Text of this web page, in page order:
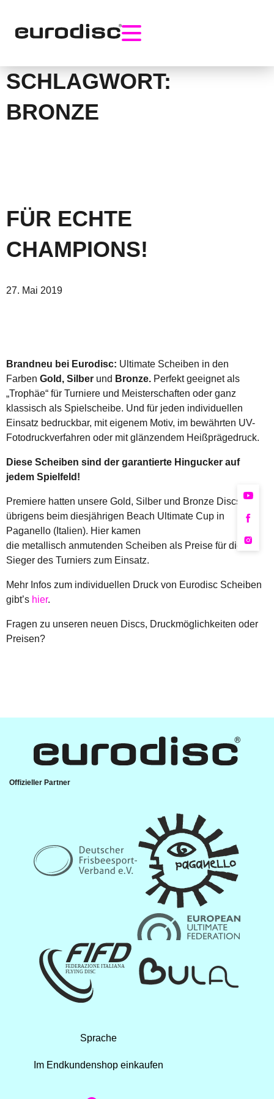
content
SCHLAGWORT:
BRONZE
FÜR ECHTE
CHAMPIONS!
27. Mai 2019
Brandneu bei Eurodisc: Ultimate Scheiben in den
Farben Gold, Silber und Bronze. Perfekt geeignet als
„Trophäe“ für Turniere und Meisterschaften oder ganz
klassisch als Spielscheibe. Und für jeden individuellen
Einsatz bedruckbar, mit eigenem Motiv, im bewährten UV-
Fotodruckverfahren oder mit glänzendem Heißprägedruck.
Diese Scheiben sind der garantierte Hingucker auf
jedem Spielfeld!
Premiere hatten unsere Gold, Silber und Bronze Discs
übrigens beim diesjährigen Beach Ultimate Cup in
Paganello (Italien). Hier kamen
die metallisch anmutenden Scheiben als Preise für die
Sieger des Turniers zum Einsatz.
Mehr Infos zum individuellen Druck von Eurodisc Scheiben
gibt’s hier.
Fragen zu unseren neuen Discs, Druckmöglichkeiten oder
Preisen?
Offizieller Partner
Sprache
Im Endkundenshop einkaufen